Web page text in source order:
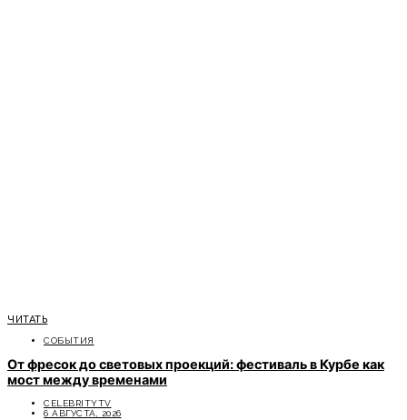
ЧИТАТЬ
СОБЫТИЯ
От фресок до световых проекций: фестиваль в Курбе как
мост между временами
CELEBRITYTV
6 АВГУСТА, 2026